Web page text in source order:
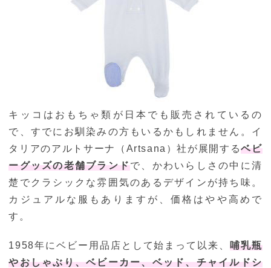
キッコはおもちゃ類が日本でも販売されているの
で、すでにお馴染みの方もいるかもしれません。イ
タリアのアルトサーナ（Artsana）社が展開するベビ
ーグッズの老舗ブランドで、かわいらしさの中に清
楚でクラシックな雰囲気のあるデザインが持ち味。
カジュアルな服もありますが、価格はやや高めで
す。
1958年にベビー用品店として始まって以来、
哺乳瓶
やおしゃぶり、ベビーカー、ベッド、チャイルドシ